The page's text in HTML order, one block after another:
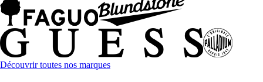
Découvrir toutes nos marques